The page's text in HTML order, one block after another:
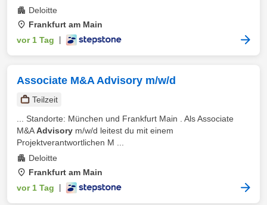
Deloitte
Frankfurt am Main
vor 1 Tag
Associate M&A Advisory m/w/d
Teilzeit
... Standorte: München und Frankfurt Main . Als Associate
M&AAdvisory m/w/d leitest du mit einem
Projektverantwortlichen M ...
Deloitte
Frankfurt am Main
vor 1 Tag